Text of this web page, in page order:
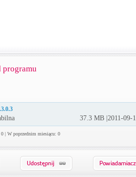
programu
37.3 MB |2011-09-
| W poprzednim miesiącu: 0